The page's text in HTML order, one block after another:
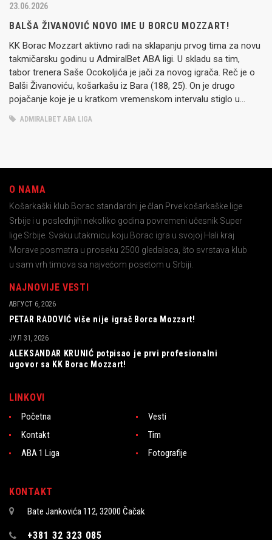
23.06.2026
BALŠA ŽIVANOVIĆ NOVO IME U BORCU MOZZART!
KK Borac Mozzart aktivno radi na sklapanju prvog tima za novu
takmičarsku godinu u AdmiralBet ABA ligi. U skladu sa tim,
tabor trenera Saše Ocokoljića je jači za novog igrača. Reč je o
Balši Živanoviću, košarkašu iz Bara (188, 25). On je drugo
pojačanje koje je u kratkom vremenskom intervalu stiglo u
ADMIRALBET ABA LIGA
O NAMA
Košarkaški klub Borac standardni je član Prve košarkaške lige
Srbije i u poslednjih nekoliko godina povremeni učesnik Super
lige Srbije. Svaku utakmicu koju Borac igra u svojoj Hali kraj
Morave posmatra u proseku 2500 gledalaca, što svrstava klub
u sam vrh timova sa najvećom posetom u Srbiji.
NAJNOVIJE VESTI
PETAR RADOVIĆ više nije igrač Borca Mozzart!
АВГУСТ 6, 2026
ALEKSANDAR KRUNIĆ potpisao je prvi profesionalni
ugovor sa KK Borac Mozzart!
ЈУЛ 31, 2026
LINKOVI
Početna
Vesti
Kontakt
Tim
ABA 1 Liga
Fotografije
KONTAKT
Bate Jankovića 112, 32000 Čačak
+381 32 323 085